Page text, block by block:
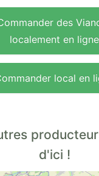
des
localement en ligne
local en
d'ici !